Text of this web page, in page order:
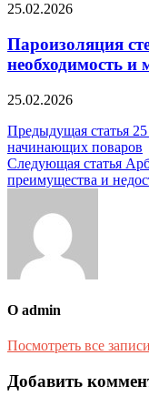
25.02.2026
Пароизоляция
необходимость и
25.02.2026
Навигация
по
записям
Предыдущая статья
начинающих поваров
Следующая статья
преимущества и
О admin
Посмотреть все
Добавить